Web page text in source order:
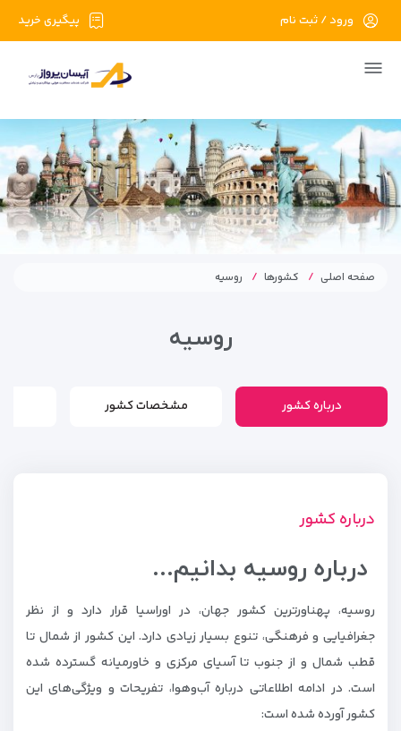
پیگیری خرید ورود / ثبت نام
صفحه اصلی کشورها روسیه
روسیه
درباره کشور مشخصات کشور
درباره کشور
درباره روسیه بدانیم...
روسیه، پهناورترین کشور جهان، در اوراسیا قرار دارد و از نظر
جغرافیایی و فرهنگی، تنوع بسیار زیادی دارد. این کشور از شمال تا
قطب شمال و از جنوب تا آسیای مرکزی و خاورمیانه گسترده شده
است. در ادامه اطلاعاتی درباره آب‌وهوا، تفریحات و ویژگی‌های این
کشور آورده شده است: